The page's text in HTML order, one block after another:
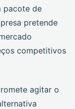
pacote de
pretende
competitivos
agitar o